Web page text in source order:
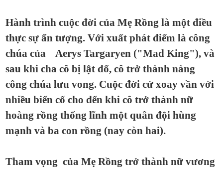
Hành trình cuộc đời của Mẹ Rồng là một điều
thực sự ấn tượng. Với xuất phát điểm là công
chúa của Aerys Targaryen ("Mad King"), và
sau khi cha cô bị lật đổ, cô trở thành nàng
công chúa lưu vong. Cuộc đời cứ xoay vần với
nhiều biến cố cho đến khi cô trở thành nữ
hoàng rồng thống lĩnh một quân đội hùng
mạnh và ba con rồng (nay còn hai).
Tham vọng của Mẹ Rồng trở thành nữ vương